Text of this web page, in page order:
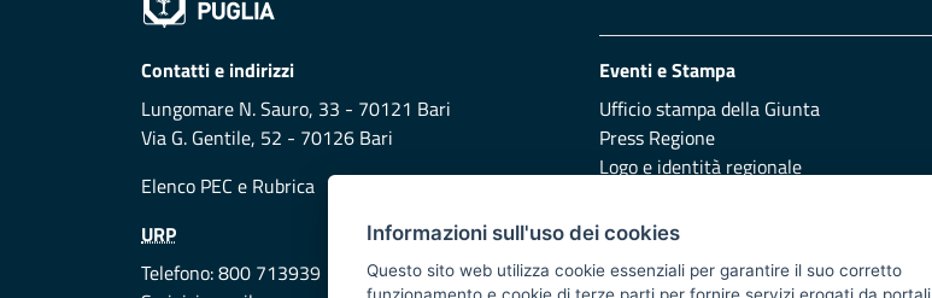
Contatti e indirizzi
Lungomare N. Sauro, 33 - 70121 Bari
Via G. Gentile, 52 - 70126 Bari
Elenco PEC e Rubrica
Eventi e Stampa
Ufficio stampa della Giunta
Press Regione
Logo e identità regionale
URP
Telefono: 800 713939
Redazione
Presentazione
Informazioni sull'uso dei cookies
Questo sito web utilizza cookie essenziali per garantire il suo corretto